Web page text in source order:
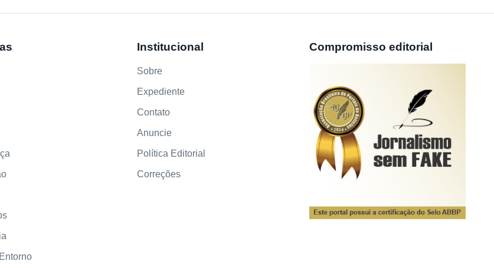
Institucional
Sobre
Expediente
Contato
Anuncie
Política Editorial
Correções
Compromisso editorial